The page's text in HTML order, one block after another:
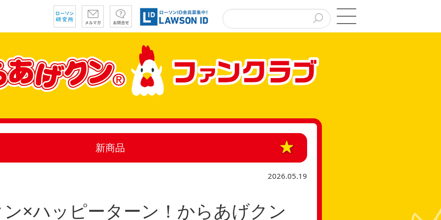
新商品
2026.05.19
×ハッピーターン！からあげクン